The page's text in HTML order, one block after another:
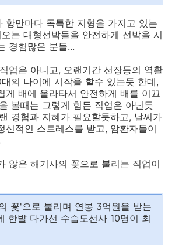
항만마다 독특한 지형을 가지고 있는
는 대형선박들을 안전하게 선박을 시
경험많은 분들...
업은 아니고, 오랜기간 선장등의 역활
의 나이에 시작을 할수 있는듯 한데,
게 배에 올라타서 안전하게 배를 이끄
볼때는 그렇게 힘든 직업은 아닌듯
경험과 지혜가 필요할듯하고, 날씨가
신적인 스트레스를 받고, 암환자들이
않은 해기사의 꽃으로 불리는 직업이
꽃'으로 불리며 연봉 3억원을 받는
한발 다가선 수습도선사 10명이 최